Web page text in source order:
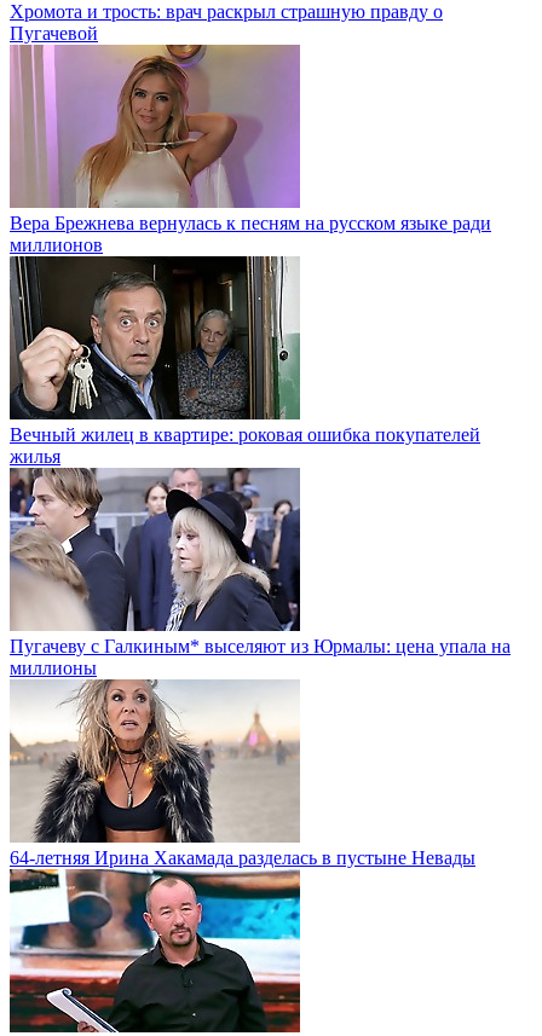
Хромота и трость: врач раскрыл страшную правду о
Пугачевой
Вера Брежнева вернулась к песням на русском языке ради
миллионов
Вечный жилец в квартире: роковая ошибка покупателей
жилья
Пугачеву с Галкиным* выселяют из Юрмалы: цена упала на
миллионы
64-летняя Ирина Хакамада разделась в пустыне Невады